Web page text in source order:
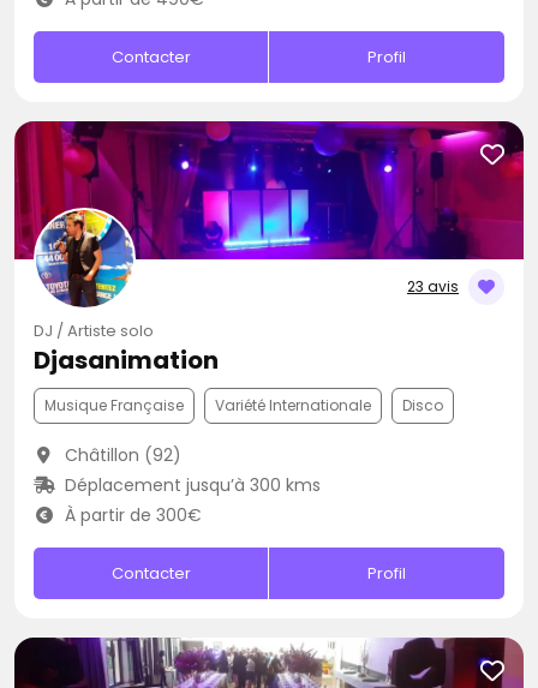
Contacter Profil
23 avis
DJ / Artiste solo
Djasanimation
Musique Française Variété Internationale Disco
Châtillon (92)
Déplacement jusqu’à 300 kms
À partir de 300€
Contacter Profil